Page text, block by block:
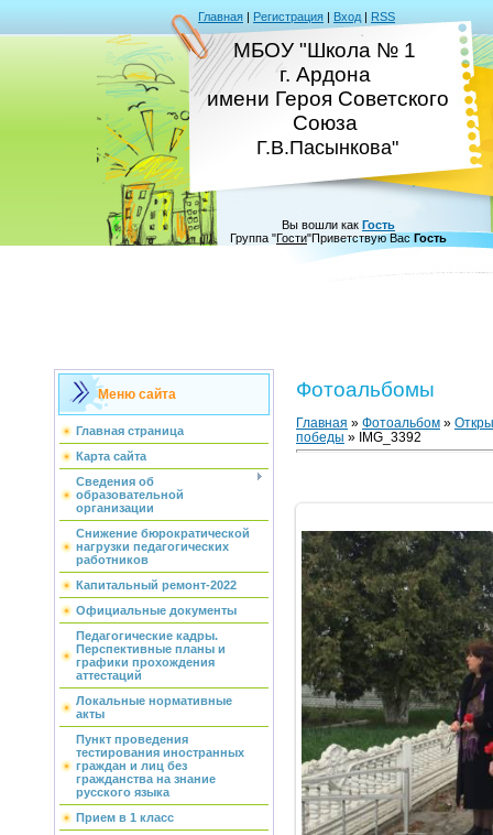
Главная | Регистрация | Вход | RSS
МБОУ "Школа № 1
г. Ардона
имени Героя Советского
Союза
Г.В.Пасынкова"
Вы вошли как Гость
Группа "Гости"Приветствую Вас Гость
Меню сайта
Главная страница
Карта сайта
Сведения об
образовательной
организации
Снижение бюрократической
нагрузки педагогических
работников
Капитальный ремонт-2022
Официальные документы
Педагогические кадры.
Перспективные планы и
графики прохождения
аттестаций
Локальные нормативные
акты
Пункт проведения
тестирования иностранных
граждан и лиц без
гражданства на знание
русского языка
Прием в 1 класс
Фотоальбомы
Главная » Фотоальбом »
победы » IMG_3392